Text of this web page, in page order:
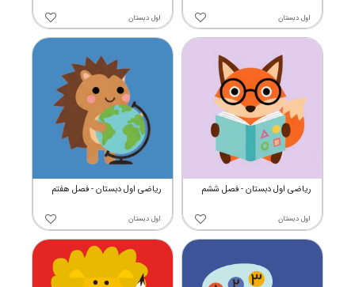
اول دبستان اول دبستان
ریاضی اول دبستان - فصل هفتم
اول دبستان
ریاضی اول دبستان - فصل ششم
اول دبستان